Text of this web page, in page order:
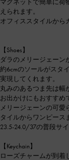
マグネットで簡単に荷
えられます。
オフィススタイルから
【Shoes】
ダラのメリージェーン
約6cmのソールがスタ
実現してくれます。
丸みのあるつま先は幅
お出かけにもおすすめ
メリージェーンの可愛
タイルからワンピース
23.5-24.0/37の普段サ
【Keychain】
ローズチャームが到着